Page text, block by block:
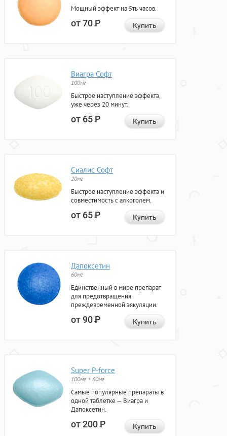
Мощный эффект на 5ть часов.
от 70Р Купить
Виагра Софт
100мг
Быстрое наступление эффекта,
уже через 20 минут.
от 65Р Купить
Сиалис Софт
20мг
Быстрое наступление эффекта и
совместимость с алкоголем.
от 65Р Купить
Дапоксетин
60мг
Единственный в мире препарат
для предотвращения
преждевременной эякуляции.
от 90Р Купить
Super P-force
100мг + 60мг
Самые популярные препараты в
одной таблетке — Виагра и
Дапоксетин.
от 200Р Купить